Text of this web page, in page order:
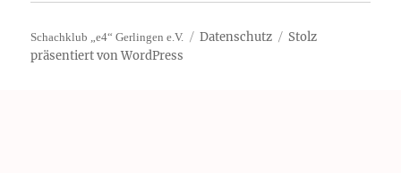
Schachklub „e4“ Gerlingen e.V. Datenschutz
Stolz
präsentiert von WordPress